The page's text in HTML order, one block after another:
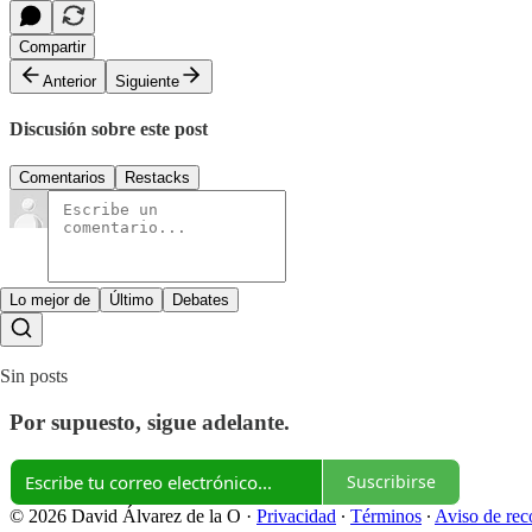
Compartir
Anterior
Siguiente
Discusión sobre este post
Comentarios Restacks
Lo mejor de Último Debates
Sin posts
Por supuesto, sigue adelante.
Suscribirse
© 2026 David Álvarez de la O · Privacidad ∙ Términos ∙ Aviso de